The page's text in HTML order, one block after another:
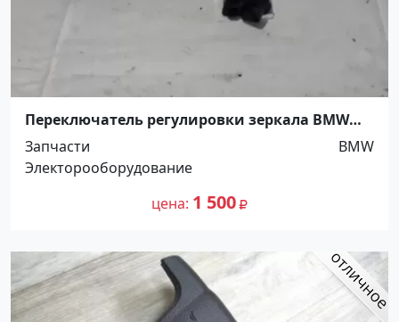
Переключатель регулировки зеркала BMW
318 E46 Краснодар
Запчасти
BMW
Электорооборудование
цена 1 500